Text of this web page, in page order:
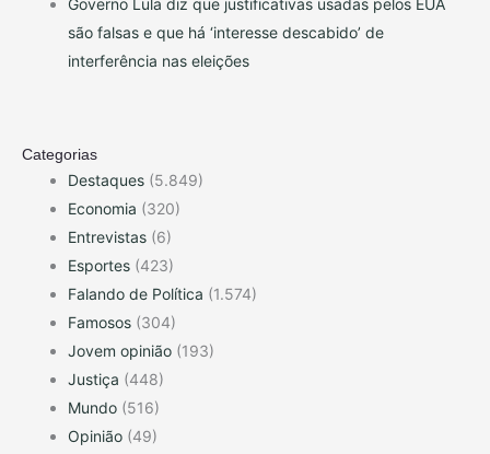
Governo Lula diz que justificativas usadas pelos EUA
são falsas e que há ‘interesse descabido’ de
interferência nas eleições
Categorias
Destaques (5.849)
Economia (320)
Entrevistas (6)
Esportes (423)
Falando de Política (1.574)
Famosos (304)
Jovem opinião (193)
Justiça (448)
Mundo (516)
Opinião (49)